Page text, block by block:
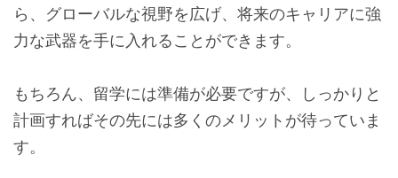
ら、グローバルな視野を広げ、将来のキャリアに強
力な武器を手に入れることができます。
もちろん、留学には準備が必要ですが、しっかりと
計画すればその先には多くのメリットが待っていま
す。